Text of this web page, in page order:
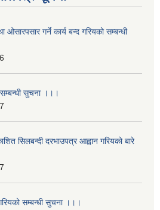
गर्ने कार्य बन्द गरियको सम्बन्धी
सुचना ।।।
सिलबन्दी दरभाउपत्र आह्वान गरियको बारे
सम्बन्धी सुचना ।।।